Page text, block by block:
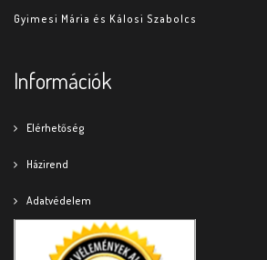
Gyimesi Mária és Kálosi Szabolcs
Információk
Elérhetőség
Házirend
Adatvédelem